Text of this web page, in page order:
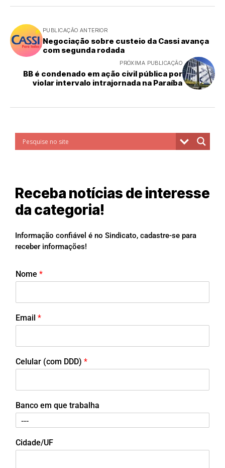
PUBLICAÇÃO ANTERIOR
Negociação sobre custeio da Cassi avança
com segunda rodada
PRÓXIMA PUBLICAÇÃO
BB é condenado em ação civil pública por
violar intervalo intrajornada na Paraíba
Receba notícias de interesse
da categoria!
Informação confiável é no Sindicato, cadastre-se para
receber informações!
Nome *
Email *
Celular (com DDD) *
Banco em que trabalha
Cidade/UF